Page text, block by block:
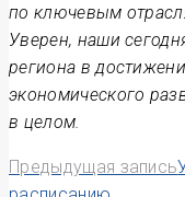
по ключевым
Уверен, наши
региона в
экономического
в целом.
Навигация
Предыдущая запись